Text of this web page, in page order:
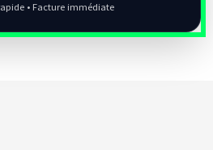
• Facture immédiate